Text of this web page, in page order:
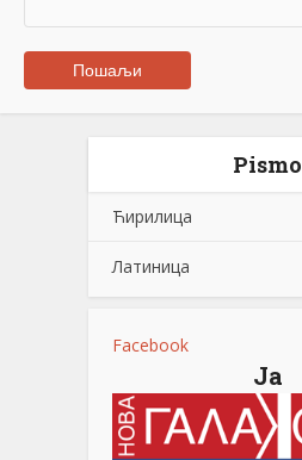
Pismo
Ћирилица
Латиница
Facebook
Ја